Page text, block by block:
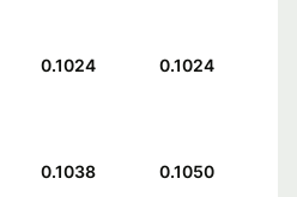
0.1024 0.1024
0.1038 0.1050